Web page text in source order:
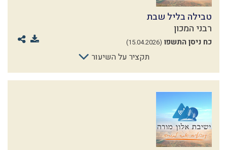
טבילה בליל שבת
רבני המכון
כח ניסן התשפו (15.04.2026)
תקציר על השיעור